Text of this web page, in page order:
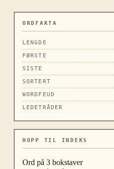
ORDFAKTA
LENGDE
FØRSTE
SISTE
SORTERT
WORDFEUD
LEDETRÅDER
HOPP TIL INDEKS
Ord på 3 bokstaver